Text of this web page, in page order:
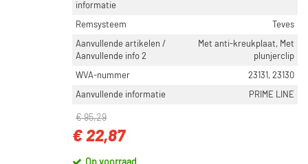
informatie
Remsysteem
Teves
Aanvullende artikelen /
Aanvullende info 2
Met anti-kreukplaat, Met
plunjerclip
WVA-nummer
23131, 23130
Aanvullende informatie
PRIME LINE
€ 95,29
€ 22,87